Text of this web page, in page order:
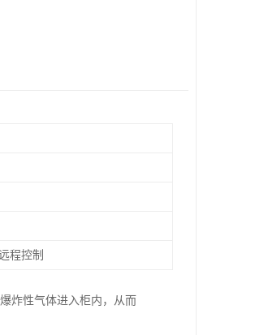
程控制
炸性气体进入柜内，从而